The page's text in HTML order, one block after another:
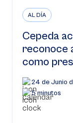
AL DÍA
Cepeda
reconoce
como
24 de Junio
5 minutos